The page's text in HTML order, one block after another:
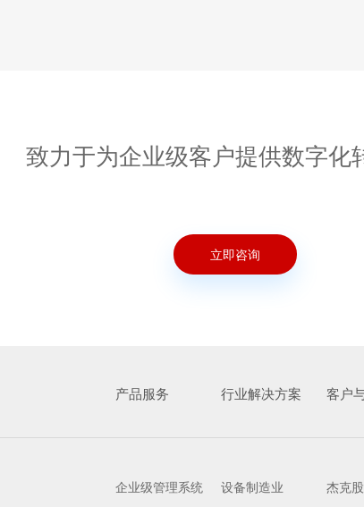
致力于为企业级客户提供数字化
立即咨询
产品服务
企业级管理系统
行业解决方案
设备制造业
客户
杰克